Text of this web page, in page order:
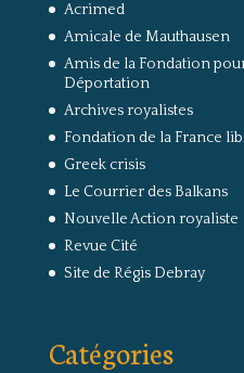
Acrimed
Amicale de Mauthausen
Amis de la Fondation
Déportation
Archives royalistes
Fondation de la France
Greek crisis
Le Courrier des Balkans
Nouvelle Action royaliste
Revue Cité
Site de Régis Debray
Catégories